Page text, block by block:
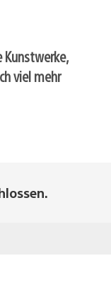
Kunstwerke,
viel mehr